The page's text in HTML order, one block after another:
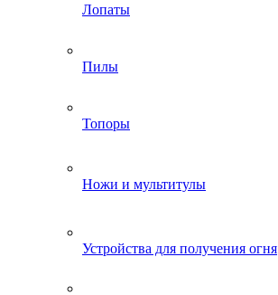
Лопаты
Пилы
Топоры
Ножи и мультитулы
Устройства для получения огня